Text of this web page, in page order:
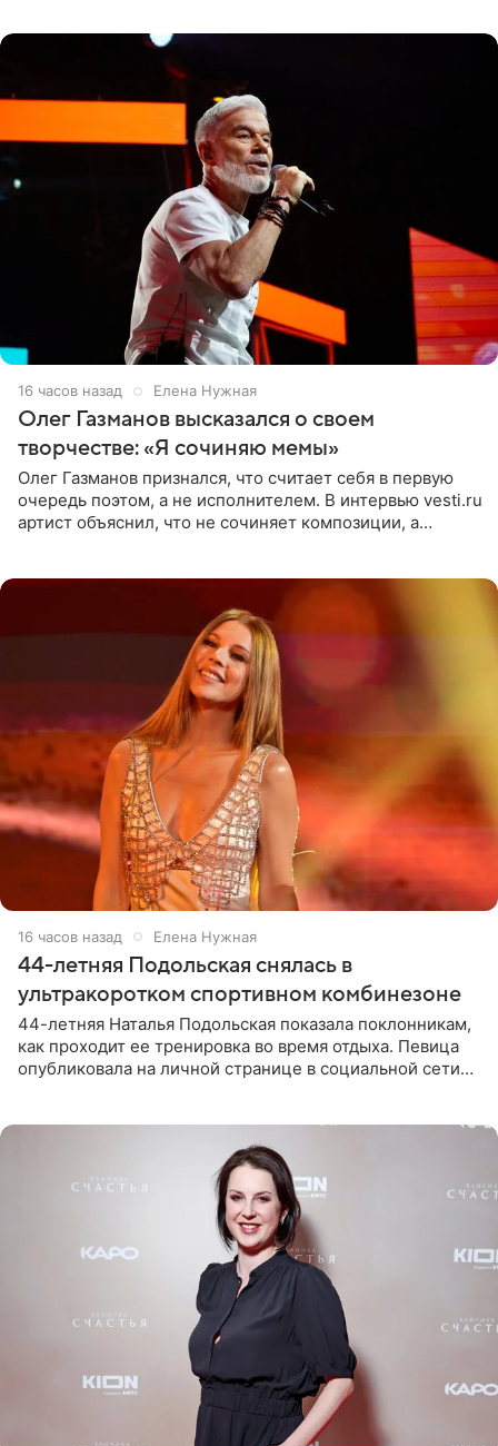
16 часов назад Елена Нужная
Олег Газманов высказался о своем
творчестве: «Я сочиняю мемы»
Олег Газманов признался, что считает себя в первую
очередь поэтом, а не исполнителем. В интервью vesti.ru
артист объяснил, что не сочиняет композиции, а
16 часов назад Елена Нужная
44-летняя Подольская снялась в
ультракоротком спортивном комбинезоне
44-летняя Наталья Подольская показала поклонникам,
как проходит ее тренировка во время отдыха. Певица
опубликовала на личной странице в социальной сети